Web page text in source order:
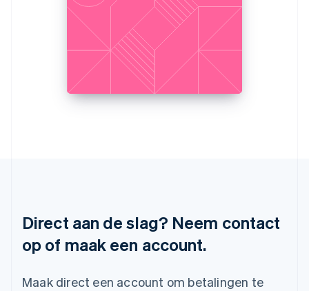
Direct aan de slag? Neem contact
op of maak een account.
Maak direct een account om betalingen te
NederlandsEnglish
Nieuw-Zeeland
Noorwegen
Oostenrijk
DeutschEnglish
Slovenië
English Italiano
Slowakije
Spanje